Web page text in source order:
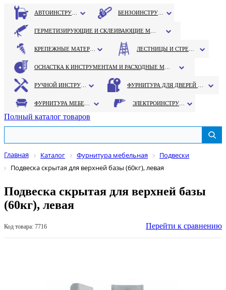
Полный каталог товаров
Главная Каталог Фурнитура мебельная
Подвески
Подвеска скрытая для верхней базы (60кг), левая
Подвеска скрытая для верхней базы
(60кг), левая
Код товара: 7716 Перейти к сравнению